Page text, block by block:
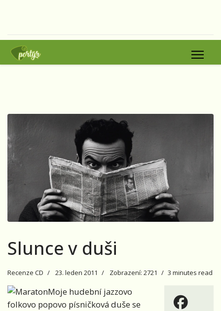
Slunce v duši
Recenze CD 23. leden 2011 Zobrazení: 2721 3 minutes read
Moje hudební jazzovo
folkovo popovo písničková duše se